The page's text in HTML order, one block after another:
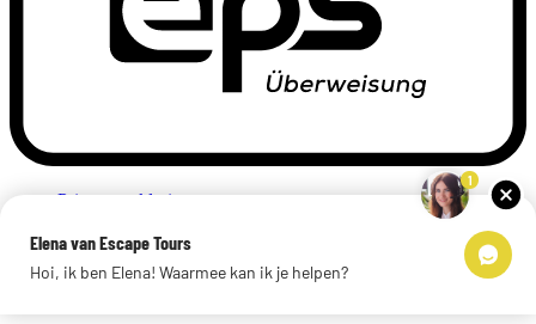
Privacyverklaring
Links
© 2026 Escape Tours
1
Elena van Escape Tours
Hoi, ik ben Elena! Waarmee kan ik je helpen?